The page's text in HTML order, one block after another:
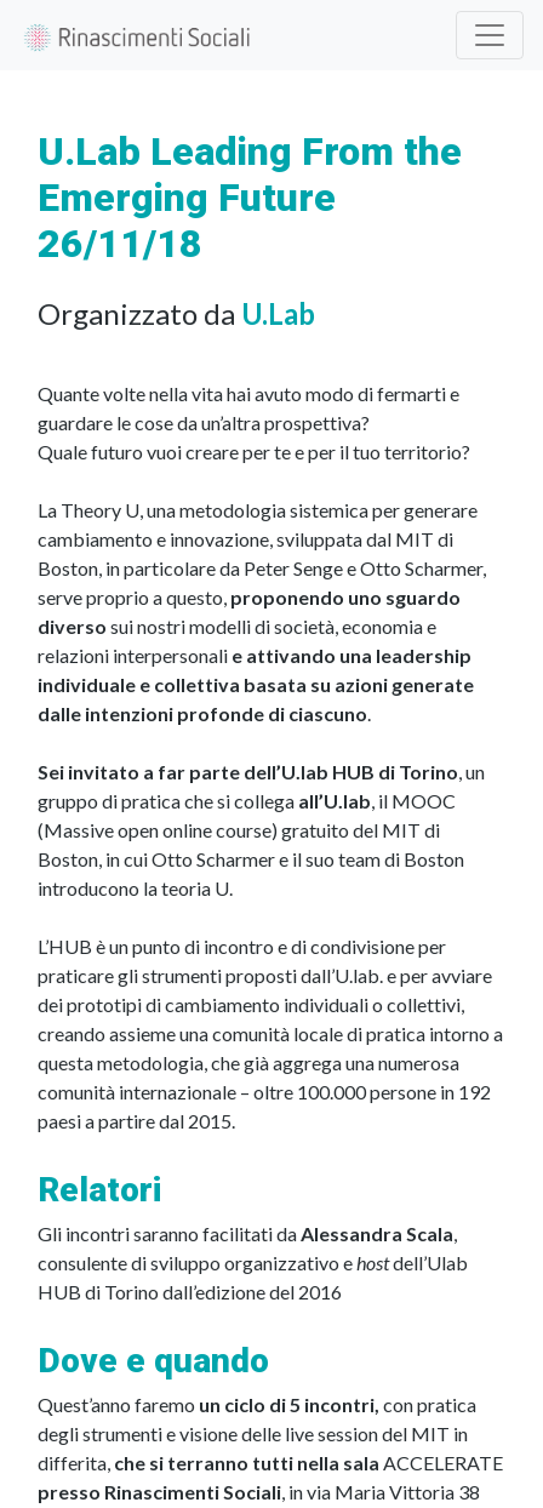
U.Lab Leading From the
Emerging Future
26/11/18
Organizzato da U.Lab
Quante volte nella vita hai avuto modo di fermarti e
guardare le cose da un’altra prospettiva?
Quale futuro vuoi creare per te e per il tuo territorio?
La Theory U, una metodologia sistemica per generare
cambiamento e innovazione, sviluppata dal MIT di
Boston, in particolare da Peter Senge e Otto Scharmer,
serve proprio a questo, proponendo uno sguardo
diverso sui nostri modelli di società, economia e
relazioni interpersonali e attivando una leadership
individuale e collettiva basata su azioni generate
dalle intenzioni profonde di ciascuno.
Sei invitato a far parte dell’U.lab HUB di Torino, un
gruppo di pratica che si collega all’U.lab, il MOOC
(Massive open online course) gratuito del MIT di
Boston, in cui Otto Scharmer e il suo team di Boston
introducono la teoria U.
L’HUB è un punto di incontro e di condivisione per
praticare gli strumenti proposti dall’U.lab. e per avviare
dei prototipi di cambiamento individuali o collettivi,
creando assieme una comunità locale di pratica intorno a
questa metodologia, che già aggrega una numerosa
comunità internazionale – oltre 100.000 persone in 192
paesi a partire dal 2015.
Relatori
Gli incontri saranno facilitati daAlessandra Scala,
consulente di sviluppo organizzativo ehostdell’Ulab
HUB di Torino dall’edizione del 2016
Dove e quando
Quest’anno faremo un ciclo di 5 incontri, con pratica
degli strumenti e visione delle live session del MIT in
differita, che si terranno tutti nella sala ACCELERATE
presso Rinascimenti Sociali, in via Maria Vittoria 38